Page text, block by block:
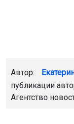
Автор:
публикации
Агентство